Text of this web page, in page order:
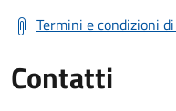
Termini e condizioni
Contatti